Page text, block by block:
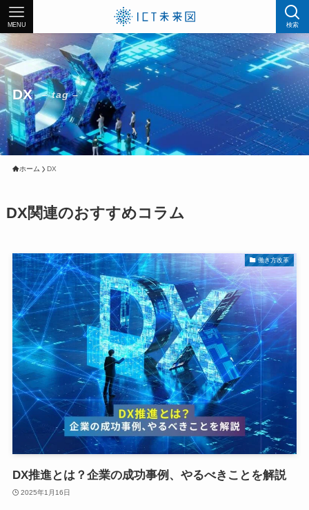
検索
MENU
DX – tag –
ホーム DX
DX関連のおすすめコラム
働き方改革
DX推進とは？企業の成功事例、やるべきことを解説
2025年1月16日